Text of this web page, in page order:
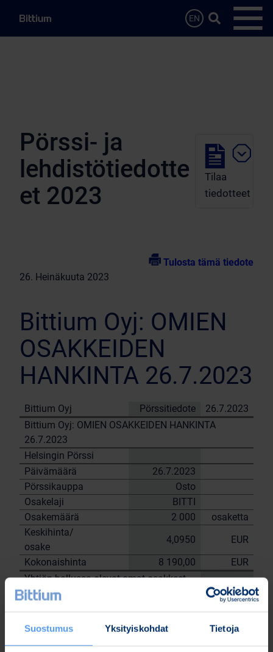
Suostumus Yksityiskohdat Tietoja
EN
Hae…
Avaa
Pörssi- ja
lehdistötiedotte
et 2023
Tilaa
tiedotteet
Tulosta tämä tiedote
26. Heinäkuuta 2023
Bittium Oyj: OMIEN
OSAKKEIDEN
HANKINTA 26.7.2023
Bittium Oyj Pörssitiedote
26.7.2023
Bittium Oyj: OMIEN OSAKKEIDEN HANKINTA
26.7.2023
Helsingin Pörssi
Päivämäärä
26.7.2023
Pörssikauppa
Osto
Osakelaji
BITTI
Osakemäärä
2 000
osaketta
Keskihinta/
osake
4,0950
EUR
Kokonaishinta
8 190,00
EUR
Yhtiön hallussa olevat omat osakkeet
26.7.2023
kpl.